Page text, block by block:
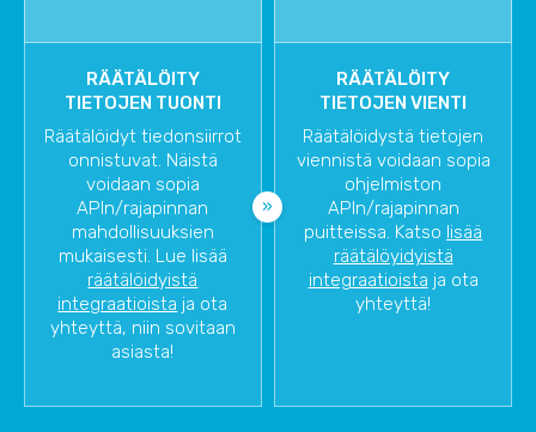
RÄÄTÄLÖITY
TIETOJEN TUONTI
Räätälöidyt tiedonsiirrot
onnistuvat. Näistä
voidaan sopia
APIn/rajapinnan
mahdollisuuksien
mukaisesti. Lue lisää
räätälöidyistä
integraatioista ja ota
yhteyttä, niin sovitaan
asiasta!
RÄÄTÄLÖITY
TIETOJEN VIENTI
Räätälöidystä tietojen
viennistä voidaan sopia
ohjelmiston
APIn/rajapinnan
puitteissa. Katso lisää
räätälöyidyistä
integraatioista ja ota
yhteyttä!